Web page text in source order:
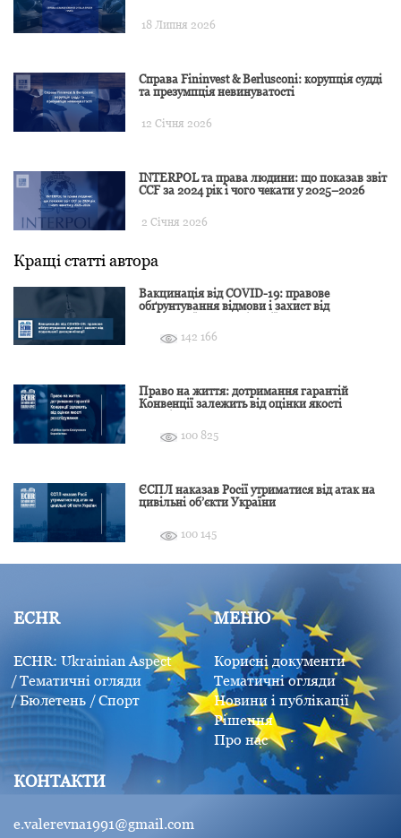
18 Липня 2026
Справа Fininvest & Berlusconi: корупція судді
та презумпція невинуватості
12 Січня 2026
INTERPOL та права людини: що показав звіт
CCF за 2024 рік і чого чекати у 2025–2026
2 Січня 2026
Кращі статті автора
Вакцинація від COVID-19: правове
обґрунтування відмови і захист від
142 166
Право на життя: дотримання гарантій
Конвенції залежить від оцінки якості
100 825
ЄСПЛ наказав Росії утриматися від атак на
цивільні об’єкти України
100 145
ECHR
ECHR: Ukrainian Aspect
Тематичні огляди
Бюлетень
Спорт
МЕНЮ
Корисні документи
Тематичні огляди
Новини і публікації
Рішення
Про нас
КОНТАКТИ
e.valerevna1991@gmail.com